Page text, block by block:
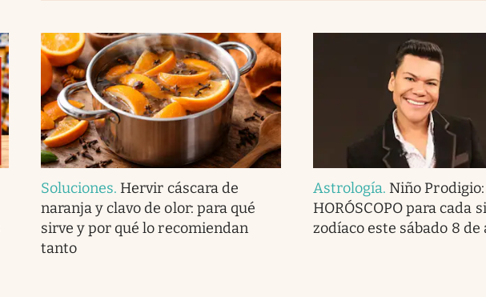
Soluciones. Hervir cáscara de
naranja y clavo de olor: para qué
sirve y por qué lo recomiendan
tanto
Astrología. Niño
HORÓSCOPO para cada
zodíaco este sábado 8 de